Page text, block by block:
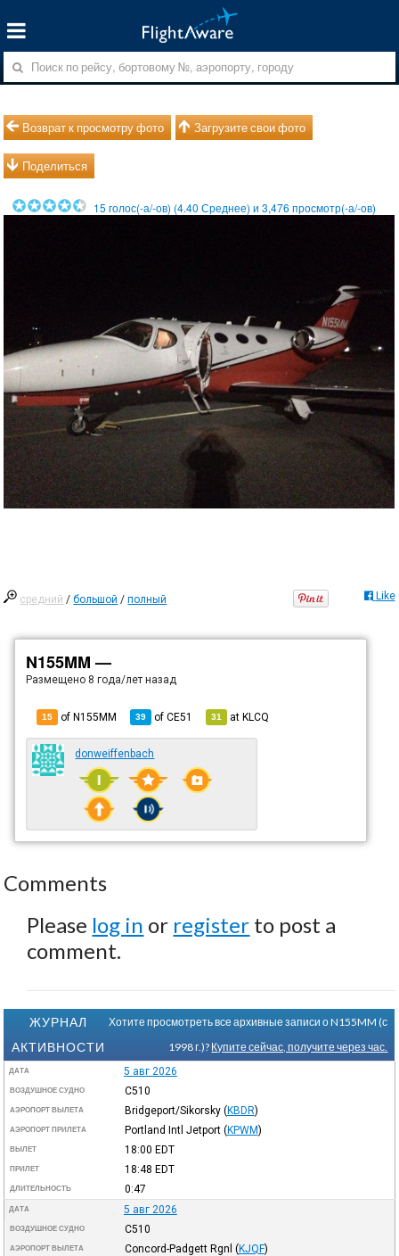
Возврат к просмотру фото Загрузите свои фото
Поделиться
15 голос(-а/-ов) (4.40 Среднее) и3,476 просмотр(-а/-ов)
средний /большой /полный Like
N155MM —
Размещено 8 года/лет назад
15 of N155MM 39 ofCE51 31 atKLCQ
donweiffenbach
Comments
Please log in or register to post a
comment.
ЖУРНАЛ
АКТИВНОСТИ
Хотите просмотреть все архивные записи о N155MM (с
1998 г.)? Купите сейчас, получите через час.
ДАТА 5 авг 2026
ВОЗДУШНОЕ СУДНО C510
АЭРОПОРТ ВЫЛЕТА Bridgeport/Sikorsky (KBDR)
АЭРОПОРТ ПРИЛЕТА Portland Intl Jetport (KPWM)
ВЫЛЕТ 18:00 EDT
ПРИЛЕТ 18:48 EDT
ДЛИТЕЛЬНОСТЬ 0:47
ДАТА 5 авг 2026
ВОЗДУШНОЕ СУДНО C510
АЭРОПОРТ ВЫЛЕТА Concord-Padgett Rgnl (KJQF)